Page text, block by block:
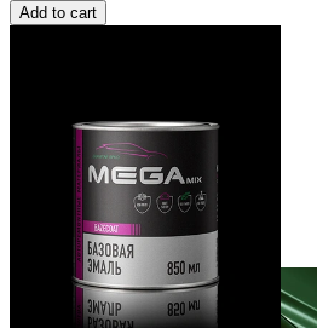
Add to cart